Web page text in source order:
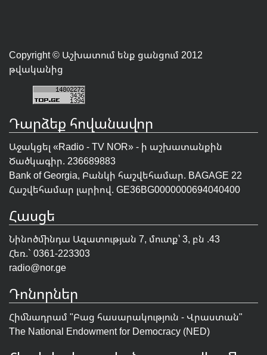
Copyright © Աշխատում ենք ցանցում 2012
թվականից
Դարձեք հովանավոր
Աջակցել «Radio - TV NOR» - ի աշխատանքին
Ծածկագիր. 236689883
Bank of Georgia, Բանկի հաշվեհամար. BAGAGE 22
Հաշվեհամար լարիով. GE36BG0000000694040400
Հասցե
Նինոծմինդա Ազատության 7, մուտք՝ 3, բն .43
Հեռ.` 0361-223303
radio@nor.ge
Դոնորներ
Հիմնադրամ "Բաց հասարակություն - Վրաստան"
The National Endowment for Democracy (NED)